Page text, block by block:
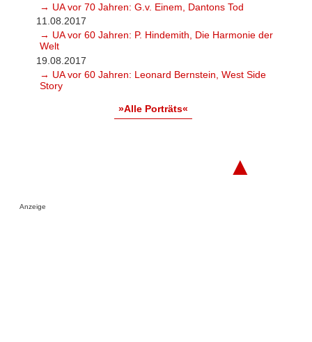
→ UA vor 70 Jahren: G.v. Einem, Dantons Tod
11.08.2017
→ UA vor 60 Jahren: P. Hindemith, Die Harmonie der
Welt
19.08.2017
→ UA vor 60 Jahren: Leonard Bernstein, West Side
Story
»Alle Porträts«
▲
Anzeige